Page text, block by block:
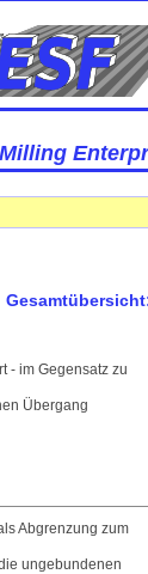
- im Gegensatz zu
Übergang
Abgrenzung zum
ungebundenen